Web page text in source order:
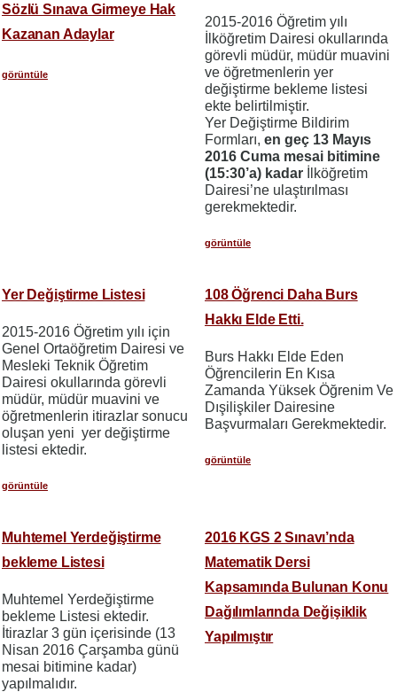
Sözlü Sınava Girmeye Hak
Kazanan Adaylar
görüntüle
2015-2016 Öğretim yılı
İlköğretim Dairesi okullarında
görevli müdür, müdür muavini
ve öğretmenlerin yer
değiştirme bekleme listesi
ekte belirtilmiştir.
Yer Değiştirme Bildirim
Formları, en geç 13 Mayıs
2016 Cuma mesai bitimine
(15:30’a) kadar İlköğretim
Dairesi’ne ulaştırılması
gerekmektedir.
görüntüle
Yer Değiştirme Listesi
2015-2016 Öğretim yılı için
Genel Ortaöğretim Dairesi ve
Mesleki Teknik Öğretim
Dairesi okullarında görevli
müdür, müdür muavini ve
öğretmenlerin itirazlar sonucu
oluşan yeni yer değiştirme
listesi ektedir.
görüntüle
108 Öğrenci Daha Burs
Hakkı Elde Etti.
Burs Hakkı Elde Eden
Öğrencilerin En Kısa
Zamanda Yüksek Öğrenim Ve
Dışilişkiler Dairesine
Başvurmaları Gerekmektedir.
görüntüle
Muhtemel Yerdeğiştirme
bekleme Listesi
Muhtemel Yerdeğiştirme
bekleme Listesi ektedir.
İtirazlar 3 gün içerisinde (13
Nisan 2016 Çarşamba günü
mesai bitimine kadar)
yapılmalıdır.
2016 KGS 2 Sınavı’nda
Matematik Dersi
Kapsamında Bulunan Konu
Dağılımlarında Değişiklik
Yapılmıştır